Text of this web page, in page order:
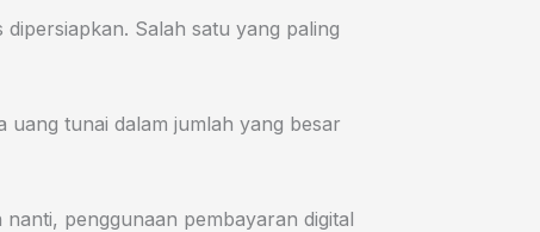
Salah satu yang paling
uang tunai dalam jumlah yang besar
penggunaan pembayaran digital